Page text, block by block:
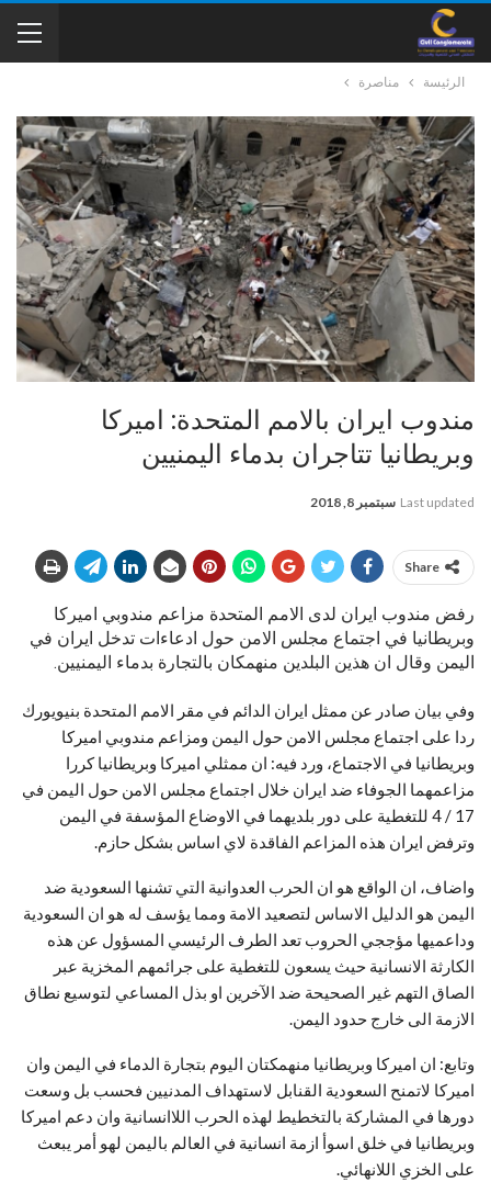
الرئيسة مناصرة
مندوب ايران بالامم المتحدة: اميركا
وبريطانيا تتاجران بدماء اليمنيين
Last updated سبتمبر 8, 2018
Share
رفض مندوب ايران لدى الامم المتحدة مزاعم مندوبي اميركا
وبريطانيا في اجتماع مجلس الامن حول ادعاءات تدخل ايران في
اليمن وقال ان هذين البلدين منهمكان بالتجارة بدماء اليمنيين.
وفي بيان صادر عن ممثل ايران الدائم في مقر الامم المتحدة بنيويورك
ردا على اجتماع مجلس الامن حول اليمن ومزاعم مندوبي اميركا
وبريطانيا في الاجتماع، ورد فيه: ان ممثلي اميركا وبريطانيا كررا
مزاعمهما الجوفاء ضد ايران خلال اجتماع مجلس الامن حول اليمن في
17 / 4 للتغطية على دور بلديهما في الاوضاع المؤسفة في اليمن
وترفض ايران هذه المزاعم الفاقدة لاي اساس بشكل حازم.
واضاف، ان الواقع هو ان الحرب العدوانية التي تشنها السعودية ضد
اليمن هو الدليل الاساس لتصعيد الامة ومما يؤسف له هو ان السعودية
وداعميها مؤججي الحروب تعد الطرف الرئيسي المسؤول عن هذه
الكارثة الانسانية حيث يسعون للتغطية على جرائمهم المخزية عبر
الصاق التهم غير الصحيحة ضد الآخرين او بذل المساعي لتوسيع نطاق
الازمة الى خارج حدود اليمن.
وتابع: ان اميركا وبريطانيا منهمكتان اليوم بتجارة الدماء في اليمن وان
اميركا لاتمنح السعودية القنابل لاستهداف المدنيين فحسب بل وسعت
دورها في المشاركة بالتخطيط لهذه الحرب اللاانسانية وان دعم اميركا
وبريطانيا في خلق اسوأ ازمة انسانية في العالم باليمن لهو أمر يبعث
على الخزي اللانهائي.